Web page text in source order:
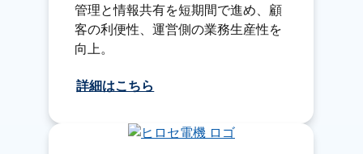
管理と情報共有を短期間で進め、顧
客の利便性、運営側の業務生産性を
向上。
詳細はこちら